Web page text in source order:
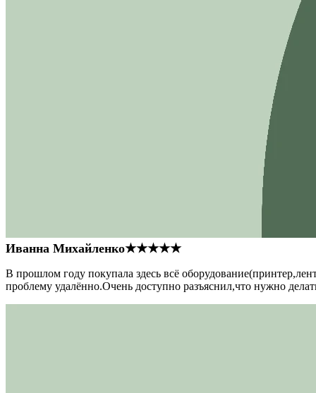
Иванна Михайленко★★★★★
В прошлом году покупала здесь всё
проблему удалённо.Очень доступно разъяснил,что нужно